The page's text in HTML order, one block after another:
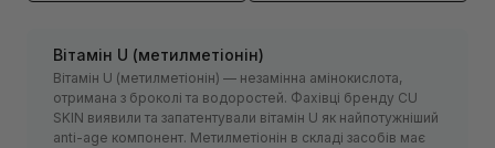
Вітамін U (метилметіонін)
Вітамін U (метилметіонін) — незамінна амінокислота,
отримана з броколі та водоростей. Фахівці бренду CU
SKIN виявили та запатентували вітамін U як найпотужніший
anti-age компонент. Метилметіонін в складі засобів має